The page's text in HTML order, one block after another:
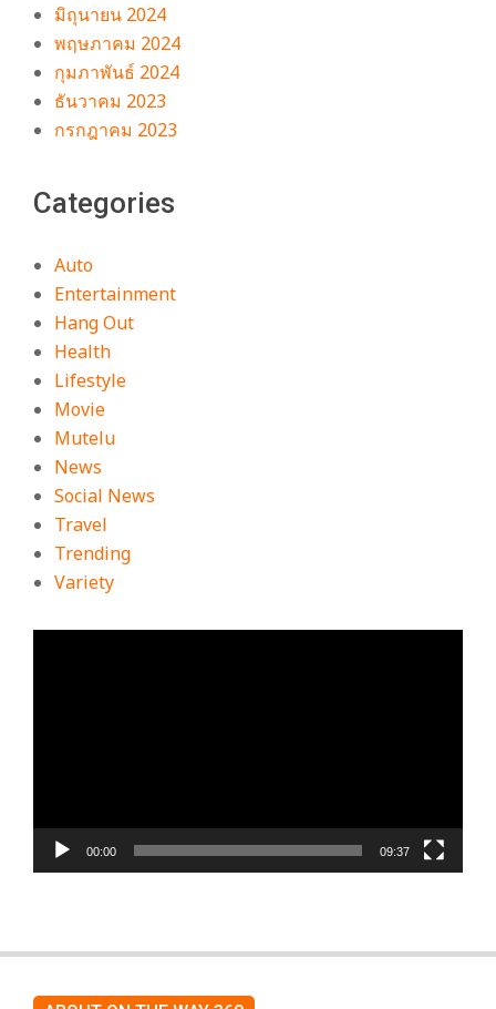
มิถุนายน 2024
พฤษภาคม 2024
กุมภาพันธ์ 2024
ธันวาคม 2023
กรกฎาคม 2023
Categories
Auto
Entertainment
Hang Out
Health
Lifestyle
Movie
Mutelu
News
Social News
Travel
Trending
Variety
00:00 09:37